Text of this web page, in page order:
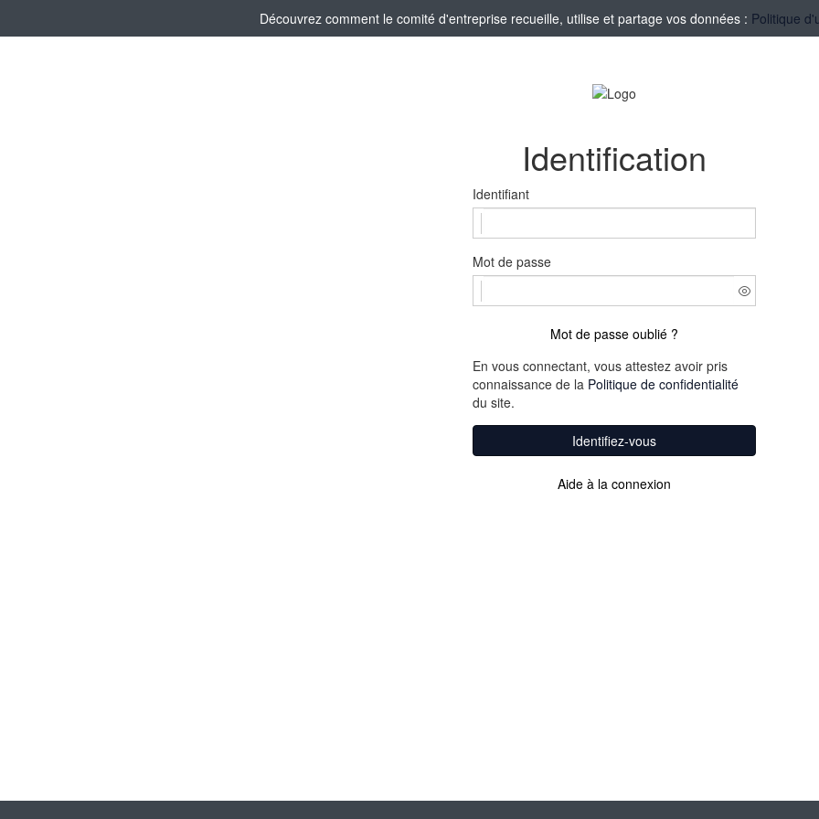
Découvrez comment le comité d'entreprise recueille, utilise et partage vos données : Politique
Identification
Identifiant
Mot de passe
Mot de passe oublié ?
En vous connectant, vous attestez avoir pris
connaissance de la Politique de confidentialité
du site.
Identifiez-vous
Aide à la connexion